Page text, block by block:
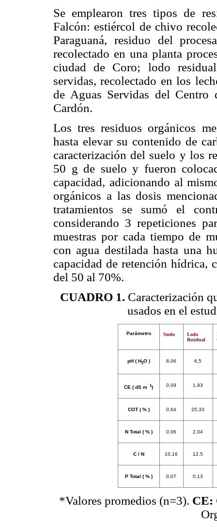
Se emplearon tres tipos de
Falcón: estiércol de chivo
Paraguaná, residuo del
recolectado en una planta
ciudad de Coro; lodo
servidas, recolectado en los
de Aguas Servidas del Centro
Cardón.
Los tres residuos orgánicos
hasta elevar su contenido de
caracterización del suelo y los
50 g de suelo y fueron
capacidad, adicionando al
orgánicos a las dosis
tratamientos se sumó el
considerando 3 repeticiones
muestras por cada tiempo de
con agua destilada hasta una
capacidad de retención hídrica,
del 50 al 70%.
CUADRO 1. Caracterización
usados en el
Parámetro Suelo
Lodo
Residual
pH ( H2O ) 8,06 6,5
CE ( dS m  1) 0,09 1,93
COT ( % ) 0,64 25,33
N Total ( % ) 0,06 2,04
C / N 10,16 12,5
P Total ( % ) 0,07 0,13
*Valores promedios (n=3). CE: